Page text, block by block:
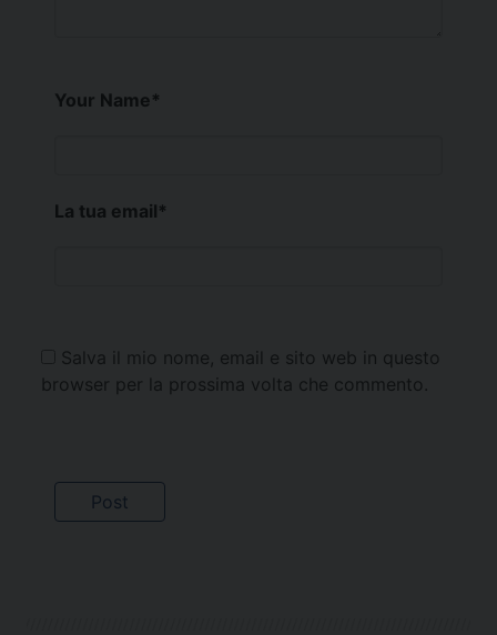
Your Name*
La tua email*
Salva il mio nome, email e sito web in questo
browser per la prossima volta che commento.